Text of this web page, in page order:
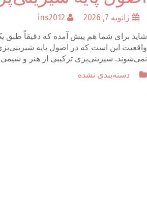
ژانویه 7, 2026
ins2012
شاید برای شما هم پیش آمده که دقیقاً
واقعیت این است که در اصول پایه
نمی‌شوند. شیرینی‌پزی ترکیبی از هنر و
دسته‌بندی نشده